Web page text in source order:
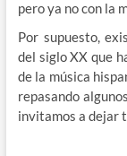
pero ya no con la
Por supuesto,
del siglo XX que
de la música
repasando
invitamos a dejar